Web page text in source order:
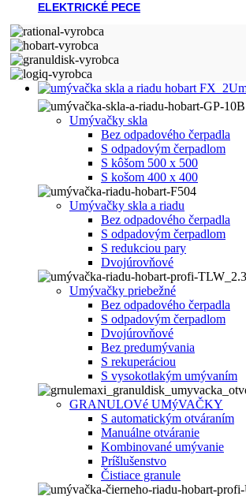
ELEKTRICKÉ PECE
Umývačky skla
Bez odpadového čerpadla
S odpadovým čerpadlom
S kôšom 500 x 500
S košom 400 x 400
Umývačky skla a riadu
Bez odpadového čerpadla
S odpadovým čerpadlom
S redukciou pary
Dvojúrovňové
Umývačky priebežné
Bez odpadového čerpadla
S odpadovým čerpadlom
Dvojúrovňové
Bez predumývania
S rekuperáciou
S vysokotlakým umývaním
GRANULOVé UMýVAČKY
S automatickým otváraním
Manuálne otváranie
Kombinované umývanie
Príšlušenstvo
Čistiace granule